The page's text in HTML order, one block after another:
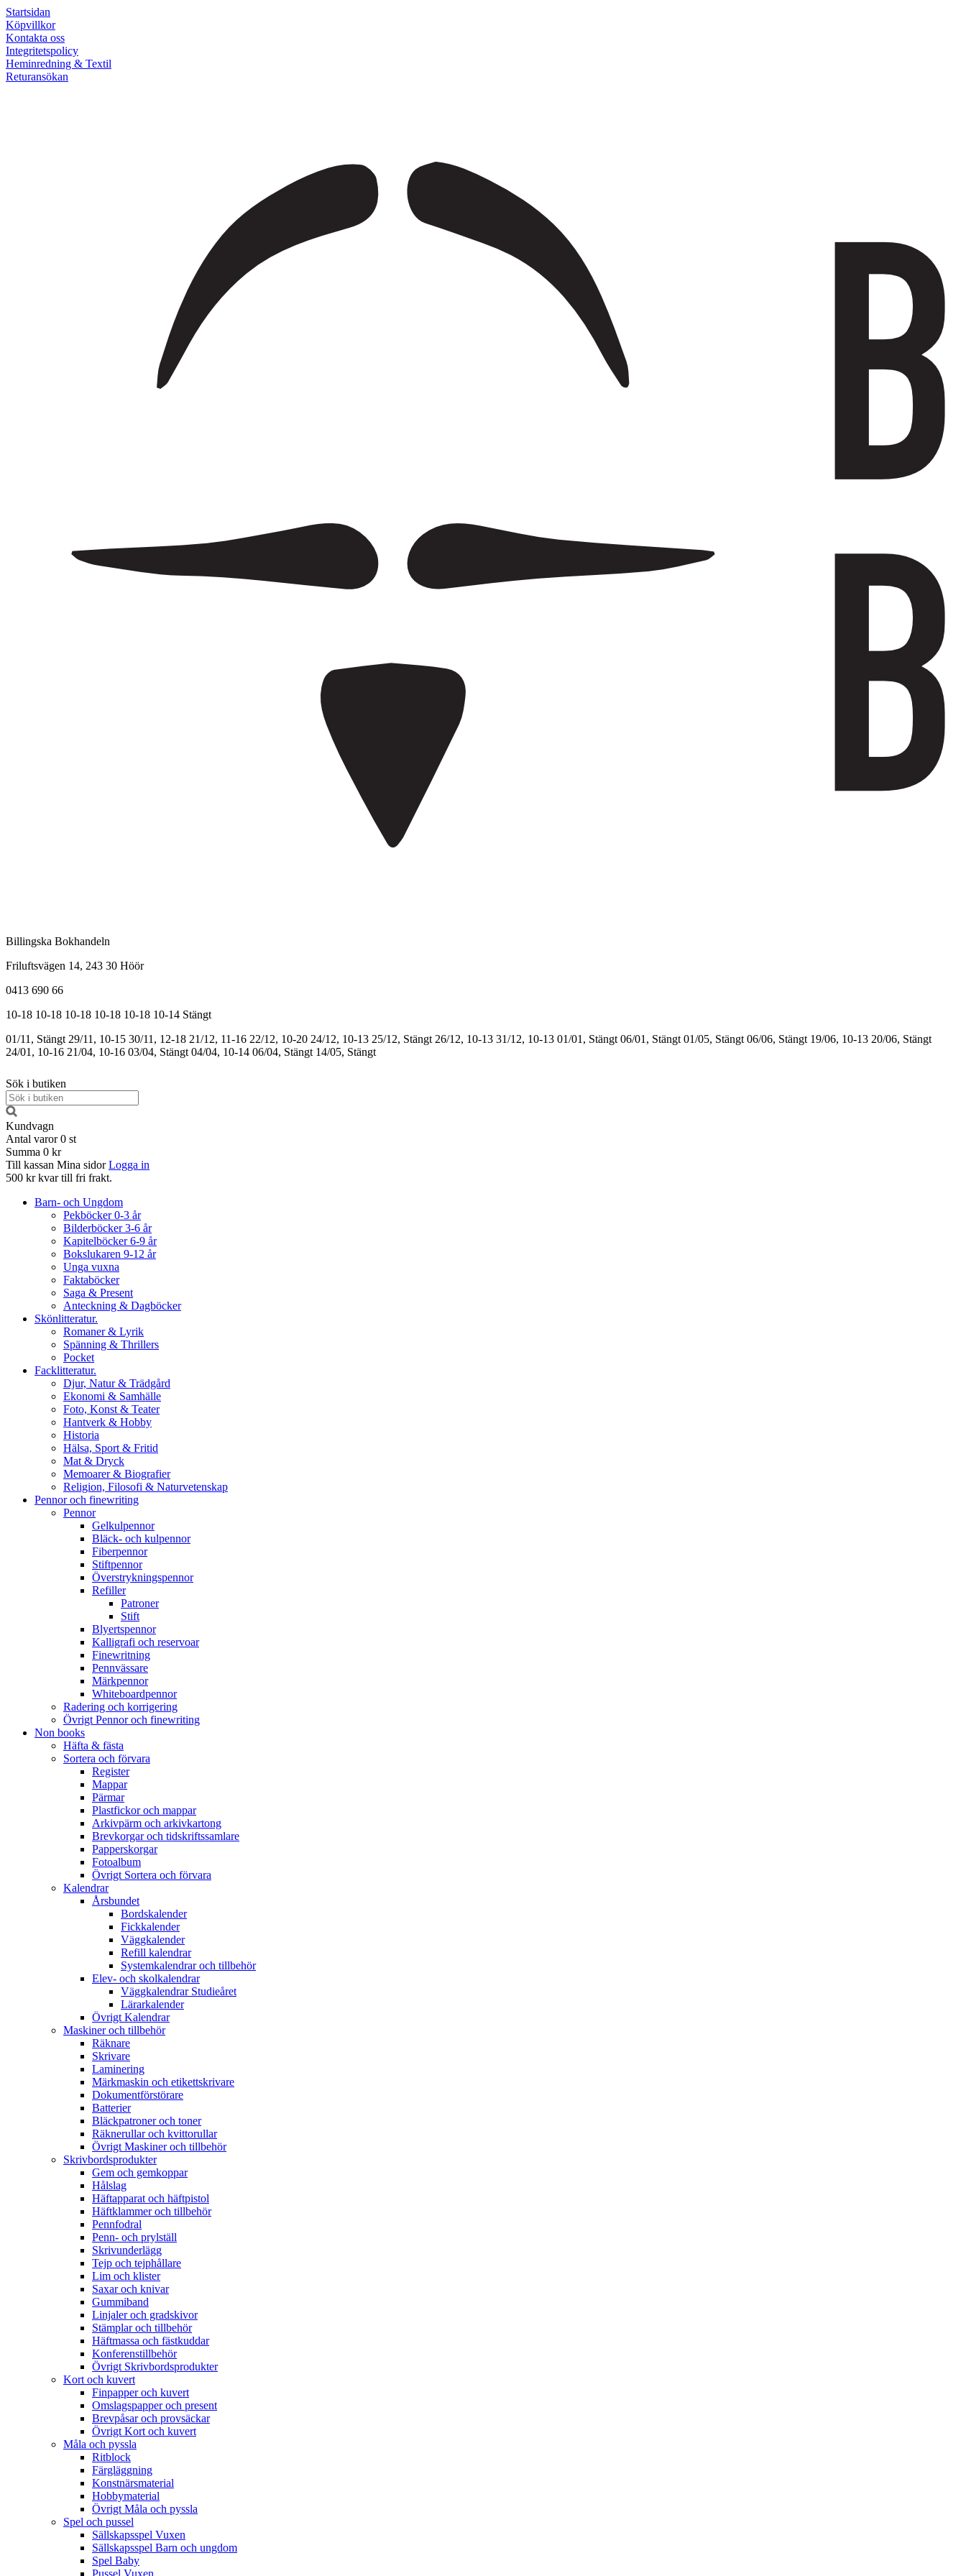
Startsidan
Köpvillkor
Kontakta oss
Integritetspolicy
Heminredning & Textil
Returansökan
Billingska Bokhandeln
Friluftsvägen 14, 243 30 Höör
0413 690 66
10-18 10-18 10-18 10-18 10-18 10-14 Stängt
01/11, Stängt 29/11, 10-15 30/11, 12-18 21/12, 11-16 22/12, 10-20 24/12, 10-13 25/12, Stängt 26/12, 10-13 31/12, 10-13 01/01, Stängt 06/01, Stängt 01/05, Stängt 06/06, Stängt 19/06, 10-13 20/06, Stängt
24/01, 10-16 21/04, 10-16 03/04, Stängt 04/04, 10-14 06/04, Stängt 14/05, Stängt
Sök i butiken
Kundvagn
Antal varor 0 st
Summa 0 kr
Till kassan Mina sidor Logga in
500 kr kvar till fri frakt.
Barn- och Ungdom
Pekböcker 0-3 år
Bilderböcker 3-6 år
Kapitelböcker 6-9 år
Bokslukaren 9-12 år
Unga vuxna
Faktaböcker
Saga & Present
Anteckning & Dagböcker
Skönlitteratur.
Romaner & Lyrik
Spänning & Thrillers
Pocket
Facklitteratur.
Djur, Natur & Trädgård
Ekonomi & Samhälle
Foto, Konst & Teater
Hantverk & Hobby
Historia
Hälsa, Sport & Fritid
Mat & Dryck
Memoarer & Biografier
Religion, Filosofi & Naturvetenskap
Pennor och finewriting
Pennor
Gelkulpennor
Bläck- och kulpennor
Fiberpennor
Stiftpennor
Överstrykningspennor
Refiller
Patroner
Stift
Blyertspennor
Kalligrafi och reservoar
Finewritning
Pennvässare
Märkpennor
Whiteboardpennor
Radering och korrigering
Övrigt Pennor och finewriting
Non books
Häfta & fästa
Sortera och förvara
Register
Mappar
Pärmar
Plastfickor och mappar
Arkivpärm och arkivkartong
Brevkorgar och tidskriftssamlare
Papperskorgar
Fotoalbum
Övrigt Sortera och förvara
Kalendrar
Årsbundet
Bordskalender
Fickkalender
Väggkalender
Refill kalendrar
Systemkalendrar och tillbehör
Elev- och skolkalendrar
Väggkalendrar Studieåret
Lärarkalender
Övrigt Kalendrar
Maskiner och tillbehör
Räknare
Skrivare
Laminering
Märkmaskin och etikettskrivare
Dokumentförstörare
Batterier
Bläckpatroner och toner
Räknerullar och kvittorullar
Övrigt Maskiner och tillbehör
Skrivbordsprodukter
Gem och gemkoppar
Hålslag
Häftapparat och häftpistol
Häftklammer och tillbehör
Pennfodral
Penn- och prylställ
Skrivunderlägg
Tejp och tejphållare
Lim och klister
Saxar och knivar
Gummiband
Linjaler och gradskivor
Stämplar och tillbehör
Häftmassa och fästkuddar
Konferenstillbehör
Övrigt Skrivbordsprodukter
Kort och kuvert
Finpapper och kuvert
Omslagspapper och present
Brevpåsar och provsäckar
Övrigt Kort och kuvert
Måla och pyssla
Ritblock
Färgläggning
Konstnärsmaterial
Hobbymaterial
Övrigt Måla och pyssla
Spel och pussel
Sällskapsspel Vuxen
Sällskapsspel Barn och ungdom
Spel Baby
Pussel Vuxen